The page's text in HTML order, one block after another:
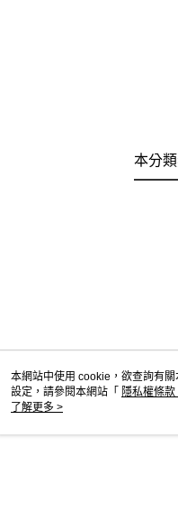
本分
本網站中使用 cookie，欲查詢有
設定，請參閱本網站「 隱私權條款
使用 cookie。
了解更多 >